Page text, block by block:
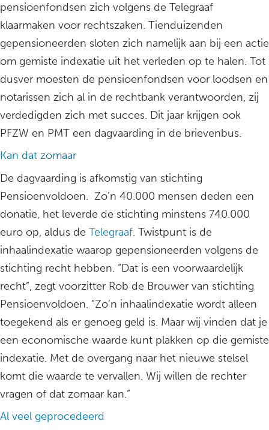
pensioenfondsen zich volgens de Telegraaf
klaarmaken voor rechtszaken. Tienduizenden
gepensioneerden sloten zich namelijk aan bij een actie
om gemiste indexatie uit het verleden op te halen. Tot
dusver moesten de pensioenfondsen voor loodsen en
notarissen zich al in de rechtbank verantwoorden, zij
verdedigden zich met succes. Dit jaar krijgen ook
PFZW en PMT een dagvaarding in de brievenbus.
Kan dat zomaar
De dagvaarding is afkomstig van stichting
Pensioenvoldoen. Zo’n 40.000 mensen deden een
donatie, het leverde de stichting minstens 740.000
euro op, aldus de Telegraaf. Twistpunt is de
inhaalindexatie waarop gepensioneerden volgens de
stichting recht hebben. “Dat is een voorwaardelijk
recht”, zegt voorzitter Rob de Brouwer van stichting
Pensioenvoldoen. “Zo’n inhaalindexatie wordt alleen
toegekend als er genoeg geld is. Maar wij vinden dat je
een economische waarde kunt plakken op die gemiste
indexatie. Met de overgang naar het nieuwe stelsel
komt die waarde te vervallen. Wij willen de rechter
vragen of dat zomaar kan.”
Al veel geprocedeerd